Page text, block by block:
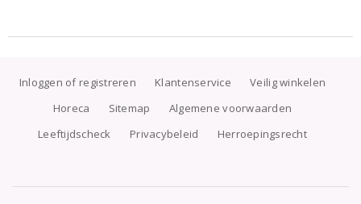
Inloggen of registreren Klantenservice
Veilig winkelen
Horeca
Sitemap
Algemene voorwaarden
Leeftijdscheck
Privacybeleid Herroepingsrecht